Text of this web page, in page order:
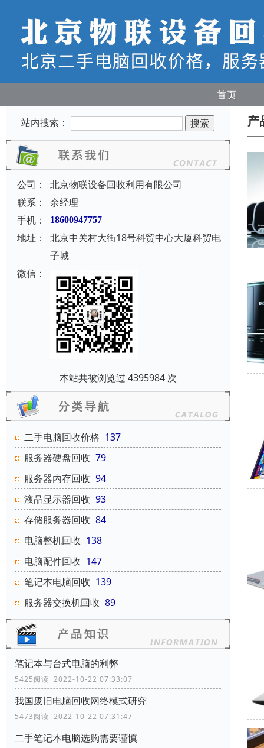
首页
站内搜索：
公司：
北京物联设备回收利用有限公司
联系：
余经理
手机：
18600947757
地址：
北京中关村大街18号科贸中心大厦科贸电
子城
微信：
本站共被浏览过 4395984 次
二手电脑回收价格 137
服务器硬盘回收 79
服务器内存回收 94
液晶显示器回收 93
存储服务器回收 84
电脑整机回收 138
电脑配件回收 147
笔记本电脑回收 139
服务器交换机回收 89
笔记本与台式电脑的利弊
5425阅读 2022-10-22 07:33:07
我国废旧电脑回收网络模式研究
5473阅读 2022-10-22 07:31:47
二手笔记本电脑选购需要谨慎
产